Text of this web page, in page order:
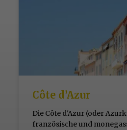
Côte d’Azur
Die Côte d'Azur (oder
französische und